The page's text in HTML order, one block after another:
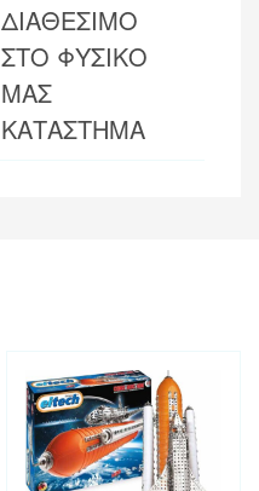
ΔΙΑΘΕΣΙΜΟ
ΣΤΟ ΦΥΣΙΚΟ
ΜΑΣ
ΚΑΤΑΣΤΗΜΑ